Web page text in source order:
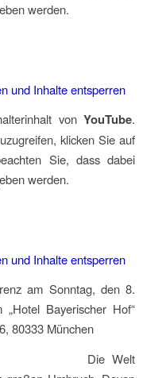
werden.
und Inhalte entsperren
vonYouTube.
klicken Sie auf
Sie, dass dabei
werden.
und Inhalte entsperren
am Sonntag, den 8.
Bayerischer Hof“
80333 München
Die Welt